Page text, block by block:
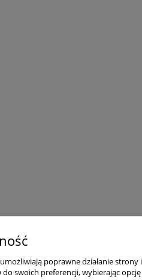
poprawne działanie
swoich preferencji, wybierając